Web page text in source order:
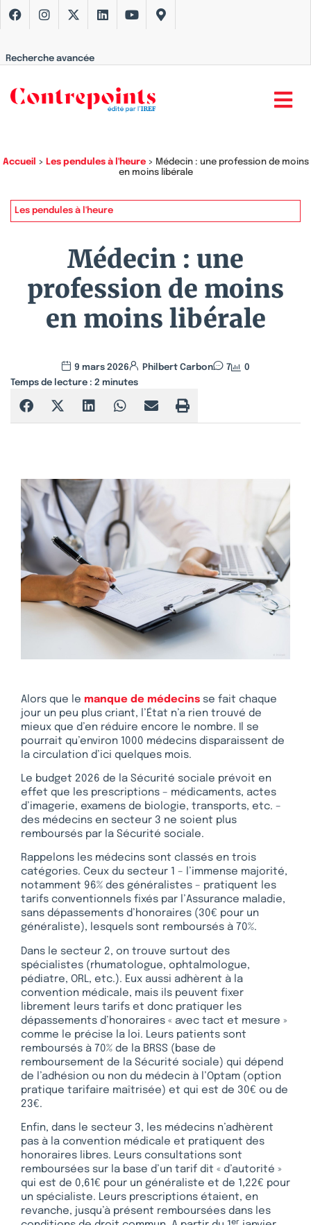
Recherche avancée
Accueil > Les pendules à l'heure> Médecin : une profession de moins
en moins libérale
Les pendules à l'heure
Médecin : une
profession de moins
en moins libérale
9 mars 2026 Philbert Carbon 7
0
Temps de lecture : 2 minutes
Alors que le manque de médecins se fait chaque
jour un peu plus criant, l’État n’a rien trouvé de
mieux que d’en réduire encore le nombre. Il se
pourrait qu’environ 1000 médecins disparaissent de
la circulation d’ici quelques mois.
Le budget 2026 de la Sécurité sociale prévoit en
effet que les prescriptions – médicaments, actes
d’imagerie, examens de biologie, transports, etc. –
des médecins en secteur 3 ne soient plus
remboursés par la Sécurité sociale.
Rappelons les médecins sont classés en trois
catégories. Ceux du secteur 1 – l’immense majorité,
notamment 96% des généralistes – pratiquent les
tarifs conventionnels fixés par l’Assurance maladie,
sans dépassements d’honoraires (30€ pour un
généraliste), lesquels sont remboursés à 70%.
Dans le secteur 2, on trouve surtout des
spécialistes (rhumatologue, ophtalmologue,
pédiatre, ORL, etc.). Eux aussi adhèrent à la
convention médicale, mais ils peuvent fixer
librement leurs tarifs et donc pratiquer les
dépassements d’honoraires « avec tact et mesure »
comme le précise la loi. Leurs patients sont
remboursés à 70% de la BRSS (base de
remboursement de la Sécurité sociale) qui dépend
de l’adhésion ou non du médecin à l’Optam (option
pratique tarifaire maîtrisée) et qui est de 30€ ou de
23€.
Enfin, dans le secteur 3, les médecins n’adhèrent
pas à la convention médicale et pratiquent des
honoraires libres. Leurs consultations sont
remboursées sur la base d’un tarif dit « d’autorité »
qui est de 0,61€ pour un généraliste et de 1,22€ pour
un spécialiste. Leurs prescriptions étaient, en
revanche, jusqu’à présent remboursées dans les
er